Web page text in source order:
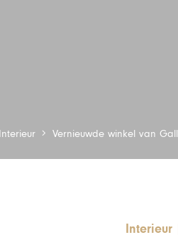
Vernieuwde winkel van
Interieur